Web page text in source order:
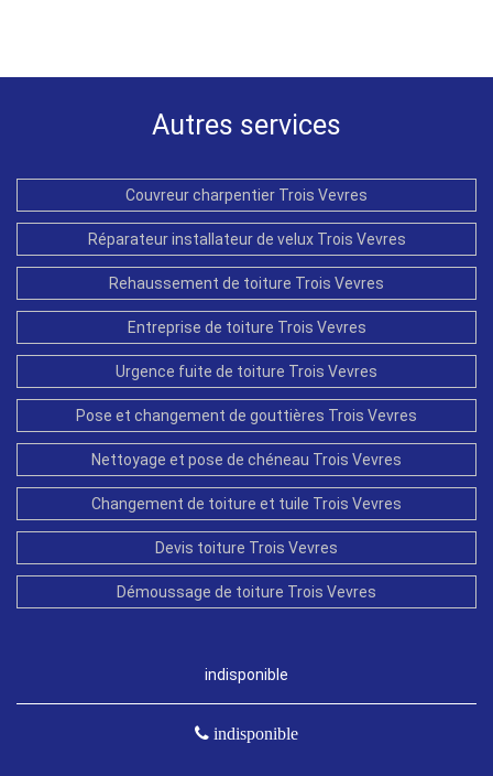
Autres services
Couvreur charpentier Trois Vevres
Réparateur installateur de velux Trois Vevres
Rehaussement de toiture Trois Vevres
Entreprise de toiture Trois Vevres
Urgence fuite de toiture Trois Vevres
Pose et changement de gouttières Trois Vevres
Nettoyage et pose de chéneau Trois Vevres
Changement de toiture et tuile Trois Vevres
Devis toiture Trois Vevres
Démoussage de toiture Trois Vevres
indisponible
indisponible